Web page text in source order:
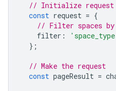
// Initialize request
const request = {
// Filter spaces by
filter :
};
// Make the request
const pageResult =